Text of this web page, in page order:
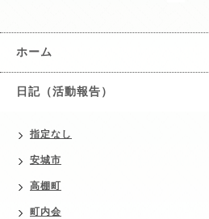
ホーム
日記（活動報告）
指定なし
安城市
高棚町
町内会